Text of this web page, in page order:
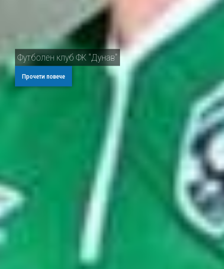
Футболен клуб ФК "Дунав"
Прочети повече